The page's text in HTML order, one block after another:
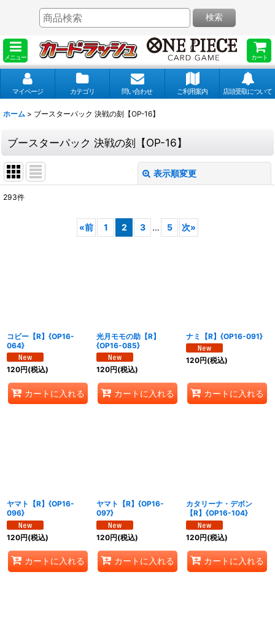
メニュー カート
検索
マイページ カテゴリ 問い合わせ ご利用案内 店頭受取について
ホーム > ブースターパック 決戦の刻【OP-16】
ブースターパック 決戦の刻【OP-16】
表示順変更
293件
«前 1 2 3 ... 5 次»
コビー【R】{OP16-
064}
120円(税込)
カートに入れる
光月モモの助【R】
{OP16-085}
120円(税込)
カートに入れる
ナミ【R】{OP16-091}
120円(税込)
カートに入れる
ヤマト【R】{OP16-
096}
120円(税込)
カートに入れる
ヤマト【R】{OP16-
097}
120円(税込)
カートに入れる
カタリーナ・デボン
【R】{OP16-104}
120円(税込)
カートに入れる